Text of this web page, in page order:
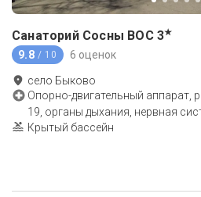
Санаторий Сосны ВОС 3★
9.8 / 10 6 оценок
село Быково
Опорно-двигательный аппарат,
19, органы дыхания, нервная
Крытый бассейн